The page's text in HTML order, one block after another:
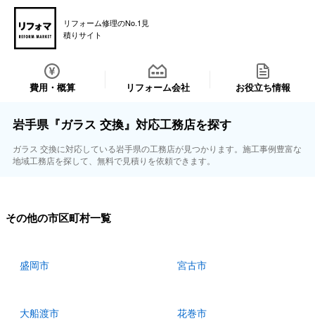
リフォーム修理のNo.1見
積りサイト
費用・概算 リフォーム会社 お役立ち情報
岩手県『ガラス 交換』対応工務店を探す
ガラス 交換に対応している岩手県の工務店が見つかります。施工事例豊富な
地域工務店を探して、無料で見積りを依頼できます。
その他の市区町村一覧
盛岡市 宮古市
大船渡市 花巻市